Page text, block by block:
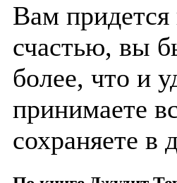
Вам
счастью, вы
более, что и
принимаете
сохраняете в